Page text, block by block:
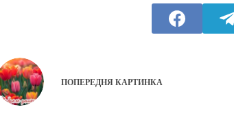
ПОПЕРЕДНЯ КАРТИНКА